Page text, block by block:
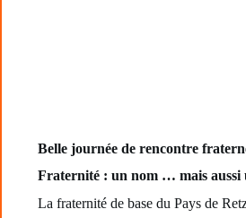
Belle journée de rencontre
Fraternité : un nom … mais aussi
La fraternité de base du Pays de